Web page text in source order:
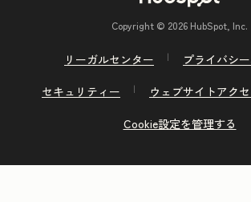
Copyright © 2026 HubSpot, Inc.
リーガルセンター
プライバシ
セキュリティー
ウェブサイトアク
Cookie設定を管理する